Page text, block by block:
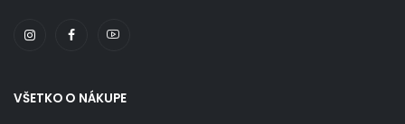
VŠETKO O NÁKUPE